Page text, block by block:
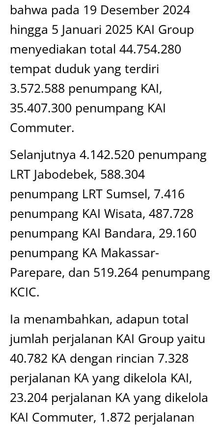
bahwa pada 19 Desember 2024
hingga 5 Januari 2025 KAI Group
menyediakan total 44.754.280
tempat duduk yang terdiri
3.572.588 penumpang KAI,
35.407.300 penumpang KAI
Commuter.
Selanjutnya 4.142.520 penumpang
LRT Jabodebek, 588.304
penumpang LRT Sumsel, 7.416
penumpang KAI Wisata, 487.728
penumpang KAI Bandara, 29.160
penumpang KA Makassar-
Parepare, dan 519.264 penumpang
KCIC.
Ia menambahkan, adapun total
jumlah perjalanan KAI Group yaitu
40.782 KA dengan rincian 7.328
perjalanan KA yang dikelola KAI,
23.204 perjalanan KA yang dikelola
KAI Commuter, 1.872 perjalanan